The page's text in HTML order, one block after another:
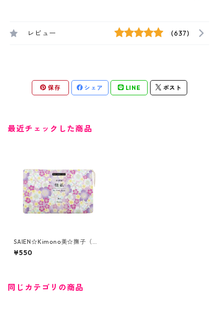
レビュー (637)
保存 シェア LINE ポスト
最近チェックした商品
SAIEN☆Kimono美☆撫子（35
31）ストーンペーパー製懐紙
ケース付き
¥550
同じカテゴリの商品